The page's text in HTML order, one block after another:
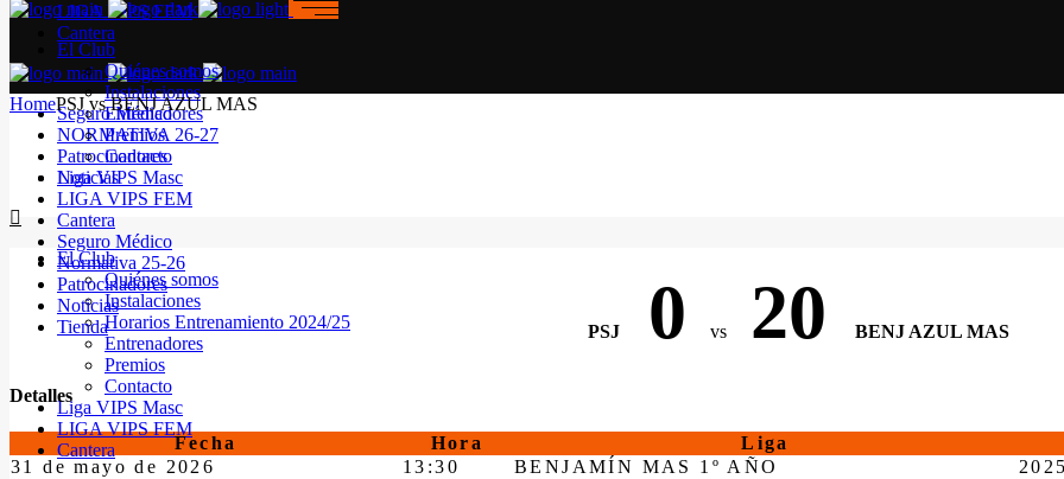
LIGA VIPS FEM
Cantera
Seguro Médico
NORMATIVA 26-27
Patrocinadores
Noticias
El Club
Quiénes somos
Instalaciones
Horarios Entrenamiento 2024/25
Entrenadores
Premios
Contacto
Liga VIPS Masc
LIGA VIPS FEM
Cantera
El Club
Quiénes somos
Instalaciones
Entrenadores
Premios
Contacto
Liga VIPS Masc
LIGA VIPS FEM
Cantera
Seguro Médico
Normativa 25-26
Patrocinadores
Noticias
Tienda
HomePSJ vs BENJ AZUL MAS
PSJ 0 vs 20 BENJ AZUL MAS
Detalles
Fecha Hora Liga
31 de mayo de 2026
13:30 BENJAMÍN MAS 1º AÑO